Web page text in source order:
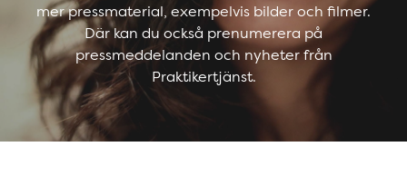
mer pressmaterial, exempelvis bilder och filmer.
Där kan du också prenumerera på
pressmeddelanden och nyheter från
Praktikertjänst.